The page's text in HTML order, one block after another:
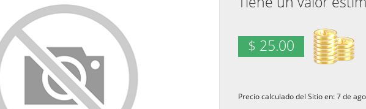
$ 25.00
Precio calculado del Sitio en: 7 de